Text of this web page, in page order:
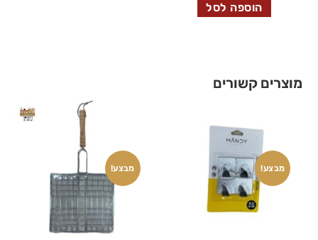
הוספה לסל
מוצרים קשורים
מבצע! מבצע!